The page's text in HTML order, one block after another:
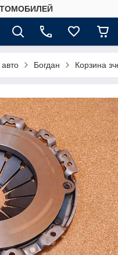
Богдан Корзина